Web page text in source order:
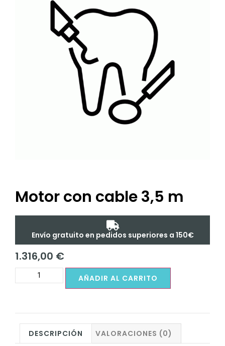
Motor con cable 3,5 m
Envío gratuito en pedidos superiores a 150€
1.316,00 €
AÑADIR AL CARRITO
DESCRIPCIÓN VALORACIONES (0)